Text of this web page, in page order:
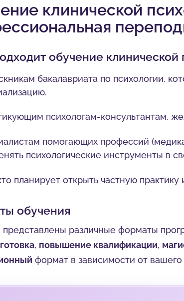
клинической
обучение клинической
бакалавриата по психологии,
психологам-консультантам,
помогающих профессий
психологические инструменты в
планирует открыть частную
обучения
представлены различные форматы
, повышение квалификации,
формат в зависимости от